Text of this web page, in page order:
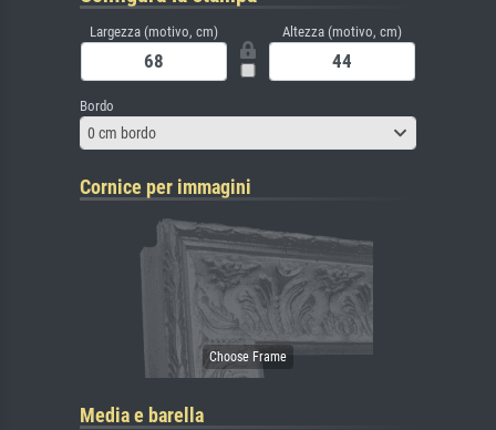
Largezza (motivo, cm) Altezza (motivo, cm)
Bordo
0 cm bordo
Cornice per immagini
Media e barella